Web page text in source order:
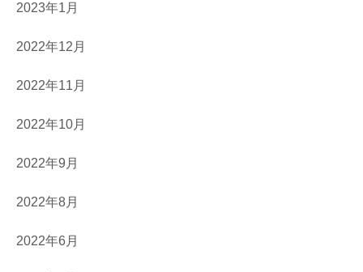
2023年1月
2022年12月
2022年11月
2022年10月
2022年9月
2022年8月
2022年6月